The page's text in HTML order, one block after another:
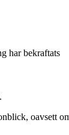
har bekraftats
oavsett